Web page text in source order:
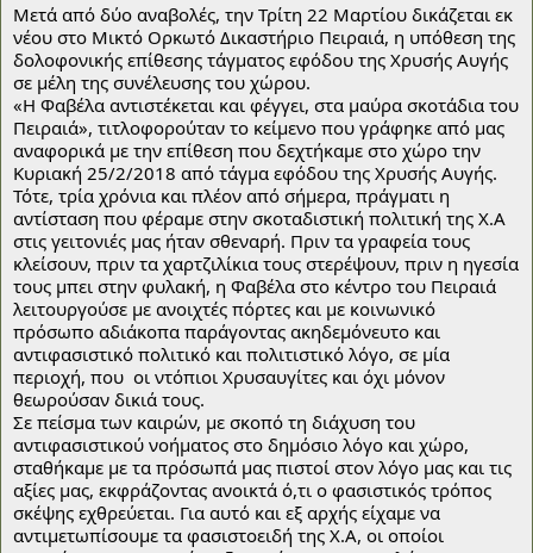
Μετά από δύο αναβολές, την Τρίτη 22 Μαρτίου δικάζεται εκ
νέου στο Μικτό Ορκωτό Δικαστήριο Πειραιά, η υπόθεση της
δολοφονικής επίθεσης τάγματος εφόδου της Χρυσής Αυγής
σε μέλη της συνέλευσης του χώρου.
«Η Φαβέλα αντιστέκεται και φέγγει, στα μαύρα σκοτάδια του
Πειραιά», τιτλοφορούταν το κείμενο που γράφηκε από μας
αναφορικά με την επίθεση που δεχτήκαμε στο χώρο την
Κυριακή 25/2/2018 από τάγμα εφόδου της Χρυσής Αυγής.
Τότε, τρία χρόνια και πλέον από σήμερα, πράγματι η
αντίσταση που φέραμε στην σκοταδιστική πολιτική της Χ.Α
στις γειτονιές μας ήταν σθεναρή. Πριν τα γραφεία τους
κλείσουν, πριν τα χαρτζιλίκια τους στερέψουν, πριν η ηγεσία
τους μπει στην φυλακή, η Φαβέλα στο κέντρο του Πειραιά
λειτουργούσε με ανοιχτές πόρτες και με κοινωνικό
πρόσωπο αδιάκοπα παράγοντας ακηδεμόνευτο και
αντιφασιστικό πολιτικό και πολιτιστικό λόγο, σε μία
περιοχή, που  οι ντόπιοι Χρυσαυγίτες και όχι μόνον
θεωρούσαν δικιά τους.
Σε πείσμα των καιρών, με σκοπό τη διάχυση του
αντιφασιστικού νοήματος στο δημόσιο λόγο και χώρο,
σταθήκαμε με τα πρόσωπά μας πιστοί στον λόγο μας και τις
αξίες μας, εκφράζοντας ανοικτά ό,τι ο φασιστικός τρόπος
σκέψης εχθρεύεται. Για αυτό και εξ αρχής είχαμε να
αντιμετωπίσουμε τα φασιστοειδή της Χ.Α, οι οποίοι